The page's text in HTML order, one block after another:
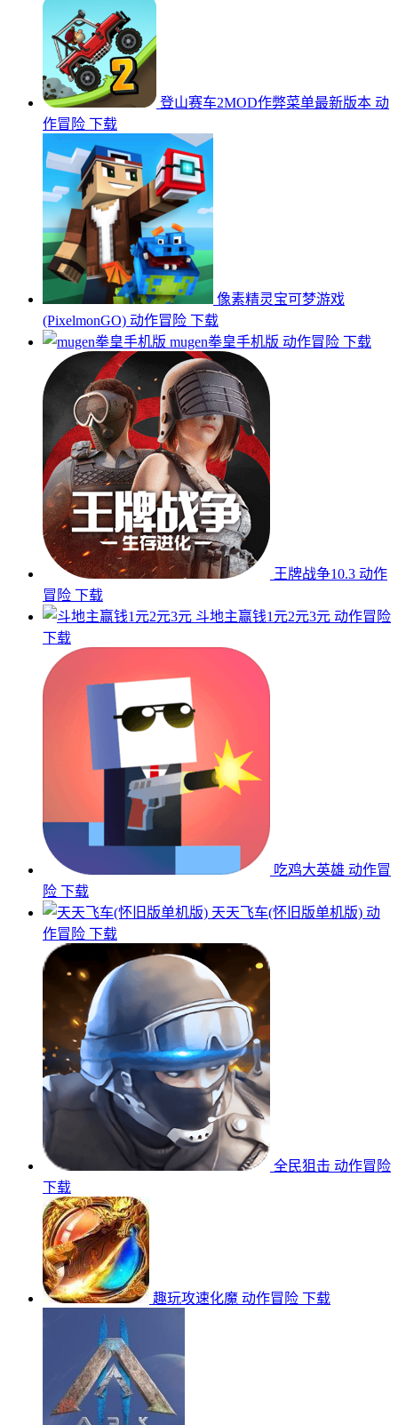
登山赛车2MOD作弊菜单最新版本 动
作冒险 下载
像素精灵宝可梦游戏
(PixelmonGO) 动作冒险 下载
mugen拳皇手机版 动作冒险 下载
王牌战争10.3 动作
冒险 下载
斗地主赢钱1元2元3元 动作冒险
下载
吃鸡大英雄 动作冒
险 下载
天天飞车(怀旧版单机版) 动
作冒险 下载
全民狙击 动作冒险
下载
趣玩攻速化魔 动作冒险 下载